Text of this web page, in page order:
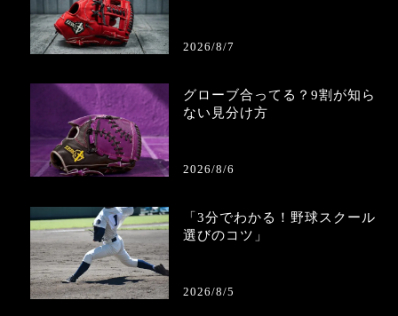
2026/8/7
グローブ合ってる？9割が知ら
ない見分け方
2026/8/6
「3分でわかる！野球スクール
選びのコツ」
2026/8/5